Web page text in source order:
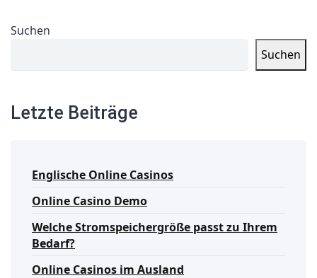
Suchen
Suchen
Letzte Beiträge
Englische Online Casinos
Online Casino Demo
Welche Stromspeichergröße passt zu Ihrem
Bedarf?
Online Casinos im Ausland